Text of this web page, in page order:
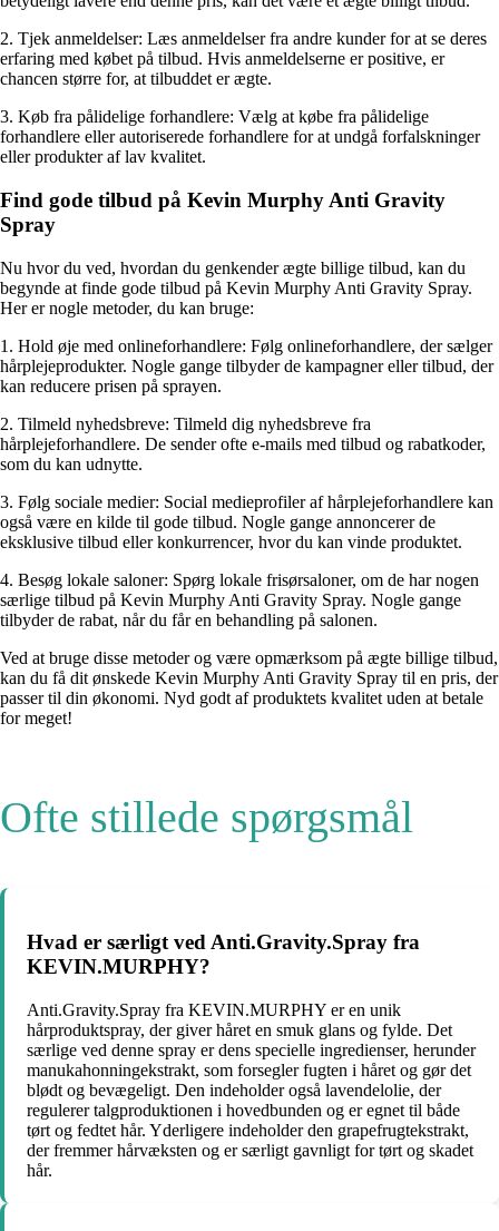
2. Tjek anmeldelser: Læs anmeldelser fra andre kunder for at se deres
erfaring med købet på tilbud. Hvis anmeldelserne er positive, er
chancen større for, at tilbuddet er ægte.
3. Køb fra pålidelige forhandlere: Vælg at købe fra pålidelige
forhandlere eller autoriserede forhandlere for at undgå forfalskninger
eller produkter af lav kvalitet.
Find gode tilbud på Kevin Murphy Anti Gravity
Spray
Nu hvor du ved, hvordan du genkender ægte billige tilbud, kan du
begynde at finde gode tilbud på Kevin Murphy Anti Gravity Spray.
Her er nogle metoder, du kan bruge:
1. Hold øje med onlineforhandlere: Følg onlineforhandlere, der sælger
hårplejeprodukter. Nogle gange tilbyder de kampagner eller tilbud, der
kan reducere prisen på sprayen.
2. Tilmeld nyhedsbreve: Tilmeld dig nyhedsbreve fra
hårplejeforhandlere. De sender ofte e-mails med tilbud og rabatkoder,
som du kan udnytte.
3. Følg sociale medier: Social medieprofiler af hårplejeforhandlere kan
også være en kilde til gode tilbud. Nogle gange annoncerer de
eksklusive tilbud eller konkurrencer, hvor du kan vinde produktet.
4. Besøg lokale saloner: Spørg lokale frisørsaloner, om de har nogen
særlige tilbud på Kevin Murphy Anti Gravity Spray. Nogle gange
tilbyder de rabat, når du får en behandling på salonen.
Ved at bruge disse metoder og være opmærksom på ægte billige tilbud,
kan du få dit ønskede Kevin Murphy Anti Gravity Spray til en pris, der
passer til din økonomi. Nyd godt af produktets kvalitet uden at betale
for meget!
Ofte stillede spørgsmål
Hvad er særligt ved Anti.Gravity.Spray fra
KEVIN.MURPHY?
Anti.Gravity.Spray fra KEVIN.MURPHY er en unik
hårproduktspray, der giver håret en smuk glans og fylde. Det
særlige ved denne spray er dens specielle ingredienser, herunder
manukahonningekstrakt, som forsegler fugten i håret og gør det
blødt og bevægeligt. Den indeholder også lavendelolie, der
regulerer talgproduktionen i hovedbunden og er egnet til både
tørt og fedtet hår. Yderligere indeholder den grapefrugtekstrakt,
der fremmer hårvæksten og er særligt gavnligt for tørt og skadet
hår.